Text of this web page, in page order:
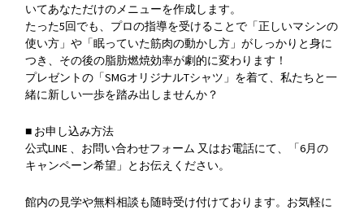
いてあなただけのメニューを作成します。
たった5回でも、プロの指導を受けることで「正しいマシンの
使い方」や「眠っていた筋肉の動かし方」がしっかりと身に
つき、その後の脂肪燃焼効率が劇的に変わります！
プレゼントの「SMGオリジナルTシャツ」を着て、私たちと一
緒に新しい一歩を踏み出しませんか？
■ お申し込み方法
公式LINE 、お問い合わせフォーム 又はお電話にて、「6月の
キャンペーン希望」とお伝えください。
館内の見学や無料相談も随時受け付けております。お気軽に